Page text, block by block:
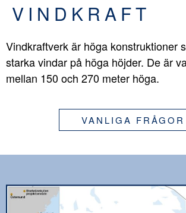
VINDKRAFT
Vindkraftverk är höga konstruktioner
starka vindar på höga höjder. De är
mellan 150 och 270 meter höga.
VANLIGA FRÅGOR